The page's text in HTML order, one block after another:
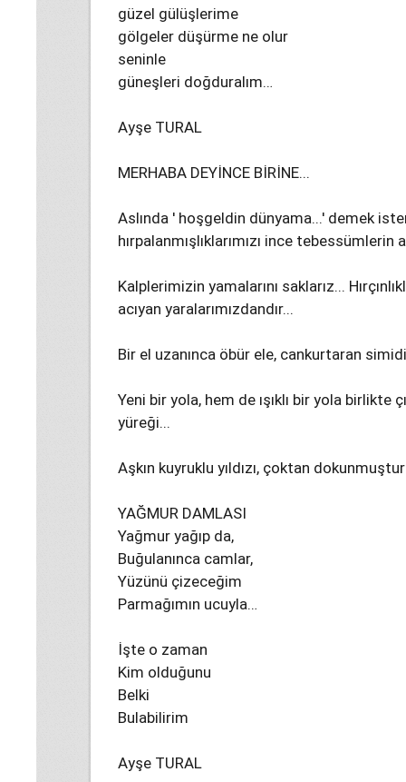
güzel gülüşlerime
gölgeler düşürme ne olur
seninle
güneşleri doğduralım…
Ayşe TURAL
MERHABA DEYİNCE BİRİNE...
Aslında ' hoşgeldin dünyama...' demek
hırpalanmışlıklarımızı ince tebessümlerin
Kalplerimizin yamalarını saklarız...
acıyan yaralarımızdandır...
Bir el uzanınca öbür ele, cankurtaran
Yeni bir yola, hem de ışıklı bir yola birlikte
yüreği...
Aşkın kuyruklu yıldızı, çoktan
YAĞMUR DAMLASI
Yağmur yağıp da,
Buğulanınca camlar,
Yüzünü çizeceğim
Parmağımın ucuyla…
İşte o zaman
Kim olduğunu
Belki
Bulabilirim
Ayşe TURAL